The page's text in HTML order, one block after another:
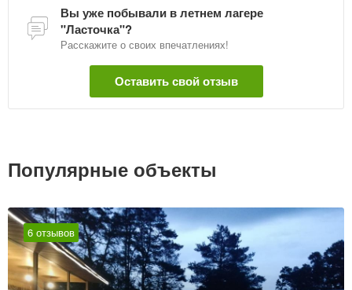
Вы уже побывали в летнем лагере
"Ласточка"?
Расскажите о своих впечатлениях!
Оставить свой отзыв
Популярные объекты
6 отзывов